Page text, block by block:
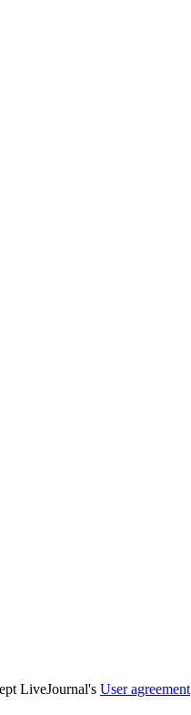
LiveJournal's User agreement